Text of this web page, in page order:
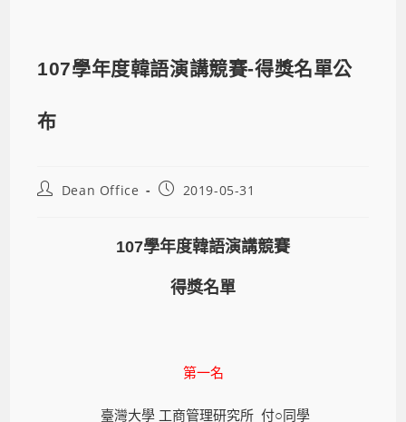
107學年度韓語演講競賽-得獎名單公
布
Dean Office 2019-05-31
107學年度韓語演講競賽
得獎名單
第一名
臺灣大學 工商管理研究所 付○同學